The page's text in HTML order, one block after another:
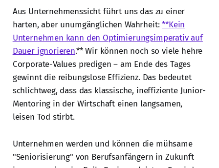
Aus Unternehmenssicht führt uns das zu einer
harten, aber unumgänglichen Wahrheit:**Kein
Unternehmen kann den Optimierungsimperativ auf
Dauer ignorieren.** Wir können noch so viele hehre
Corporate-Values predigen – am Ende des Tages
gewinnt die reibungslose Effizienz. Das bedeutet
schlichtweg, dass das klassische, ineffiziente Junior-
Mentoring in der Wirtschaft einen langsamen,
leisen Tod stirbt.
Unternehmen werden und können die mühsame
"Seniorisierung" von Berufsanfängern in Zukunft